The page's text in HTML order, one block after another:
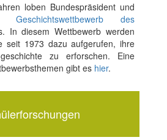
loben Bundespräsident und
Geschichtswettbewerb des
In diesem Wettbewerb werden
seit 1973 dazu aufgerufen, ihre
zu erforschen. Eine
gibt es hier.